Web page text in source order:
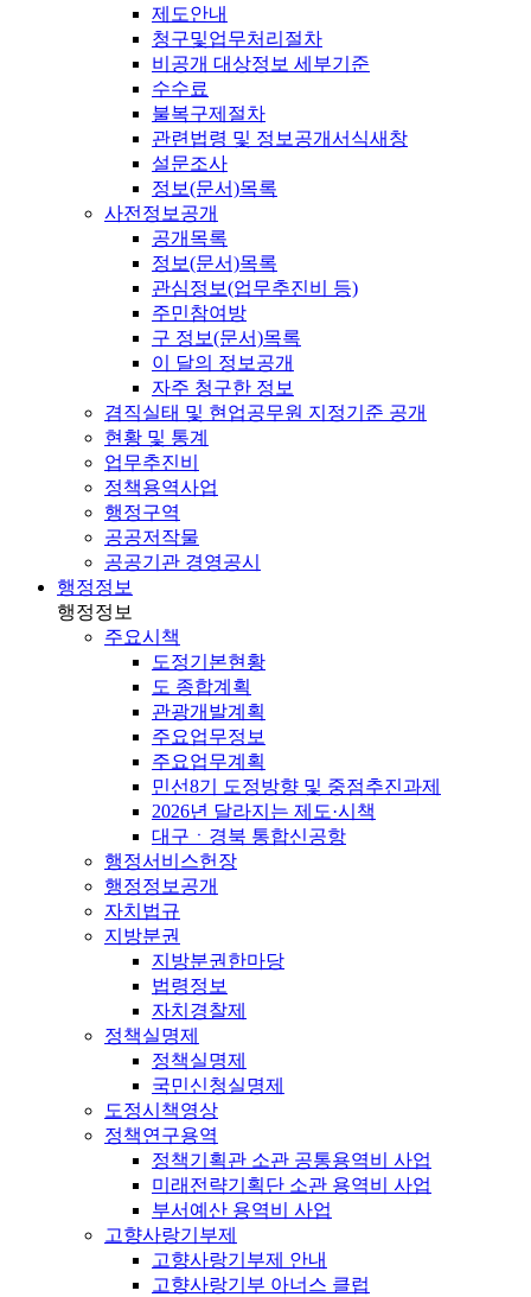
제도안내
청구및업무처리절차
비공개 대상정보 세부기준
수수료
불복구제절차
관련법령 및 정보공개서식새창
설문조사
정보(문서)목록
사전정보공개
공개목록
정보(문서)목록
관심정보(업무추진비 등)
주민참여방
구 정보(문서)목록
이 달의 정보공개
자주 청구한 정보
겸직실태 및 현업공무원 지정기준 공개
현황 및 통계
업무추진비
정책용역사업
행정구역
공공저작물
공공기관 경영공시
행정정보
행정정보
주요시책
도정기본현황
도 종합계획
관광개발계획
주요업무정보
주요업무계획
민선8기 도정방향 및 중점추진과제
2026년 달라지는 제도·시책
대구ㆍ경북 통합신공항
행정서비스헌장
행정정보공개
자치법규
지방분권
지방분권한마당
법령정보
자치경찰제
정책실명제
정책실명제
국민신청실명제
도정시책영상
정책연구용역
정책기획관 소관 공통용역비 사업
미래전략기획단 소관 용역비 사업
부서예산 용역비 사업
고향사랑기부제
고향사랑기부제 안내
고향사랑기부 아너스 클럽